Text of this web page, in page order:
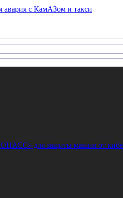
авария с КамАЗом и такси
для защиты машин от